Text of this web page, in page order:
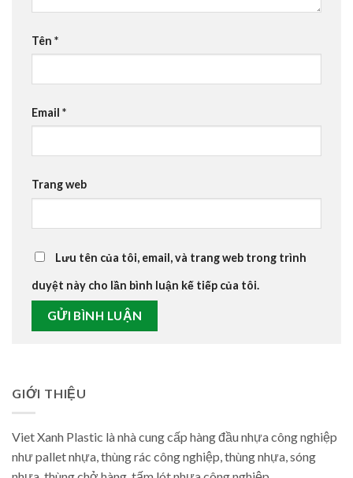
Tên *
Email *
Trang web
Lưu tên của tôi, email, và trang web trong trình
duyệt này cho lần bình luận kế tiếp của tôi.
GIỚI THIỆU
Viet Xanh Plastic là nhà cung cấp hàng đầu nhựa công nghiệp
như pallet nhựa, thùng rác công nghiệp, thùng nhựa, sóng